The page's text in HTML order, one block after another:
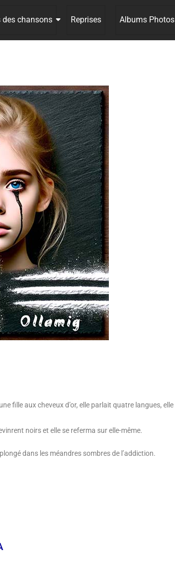
des chansons Reprises Albums Photos
fille aux cheveux d’or, elle parlait quatre langues, elle
noirs et elle se referma sur elle-même.
dans les méandres sombres de l’addiction.